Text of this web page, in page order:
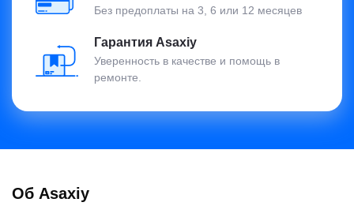
Без предоплаты на 3, 6 или 12 месяцев
Гарантия Asaxiy
Уверенность в качестве и помощь в
ремонте.
Об Asaxiy